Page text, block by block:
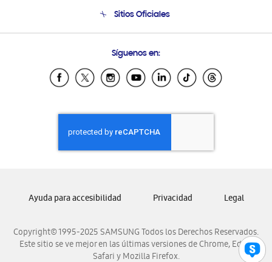
Soporte vía eMail
Sitios Oficiales
Samsung Ecuador
Samsung El Salvador
Samsung Honduras
Samsung Nicaragua
Samsung Panamá
Samsung Venezuela
Síguenos en:
Copyright© 1995-2025 SAMSUNG Todos los Derechos Reservados.
Este sitio se ve mejor en las últimas versiones de Chrome, Edge,
Safari y Mozilla Firefox.
Ayuda para accesibilidad Privacidad Legal